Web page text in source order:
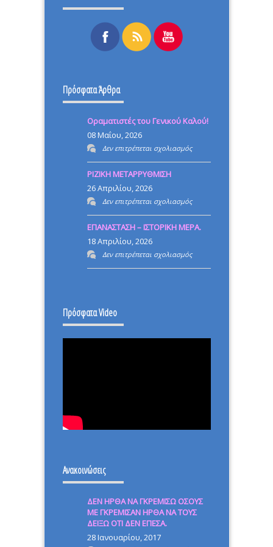
Πρόσφατα Άρθρα
Οραματιστές του Γενικού Καλού!
08 Μαΐου, 2026
Δεν επιτρέπεται σχολιασμόςστο
Οραματιστές
Καλού!
ΡΙΖΙΚΗ ΜΕΤΑΡΡΥΘΜΙΣΗ
26 Απριλίου, 2026
Δεν επιτρέπεται σχολιασμόςστο
ΡΙΖΙΚΗ
ΜΕΤΑΡΡΥΘΜΙΣΗ
ΕΠΑΝΑΣΤΑΣΗ – ΙΣΤΟΡΙΚΗ ΜΕΡΑ.
18 Απριλίου, 2026
Δεν επιτρέπεται σχολιασμόςστο
ΕΠΑΝΑΣΤΑΣΗ
Πρόσφατα Video
Ανακοινώσεις
ΔΕΝ ΗΡΘΑ ΝΑ ΓΚΡΕΜΙΣΩ ΟΣΟΥΣ
ΜΕ ΓΚΡΕΜΙΣΑΝ ΗΡΘΑ ΝΑ ΤΟΥΣ
ΔΕΙΞΩ ΟΤΙ ΔΕΝ ΕΠΕΣΑ.
28 Ιανουαρίου, 2017